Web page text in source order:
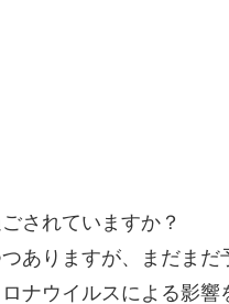
されていますか？
ありますが、まだまだ
ナウイルスによる影